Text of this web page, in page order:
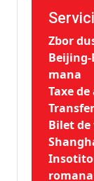
Zbor
Beijing-
mana
Taxe
Bilet